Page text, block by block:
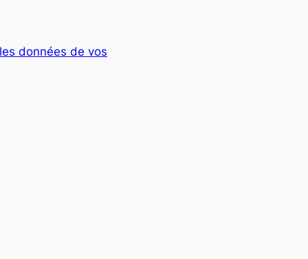
données de vos